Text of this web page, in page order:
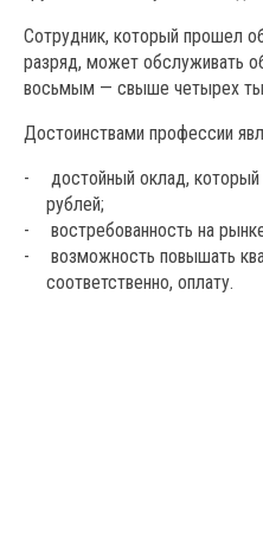
Сотрудник, который прошел
разряд, может обслуживать
восьмым — свыше четырех
Достоинствами профессии
достойный оклад,
рублей;
востребованность на
возможность повышать
соответственно, оплату.